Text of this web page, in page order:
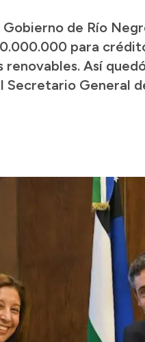
de Río
para
renovables. Así
General